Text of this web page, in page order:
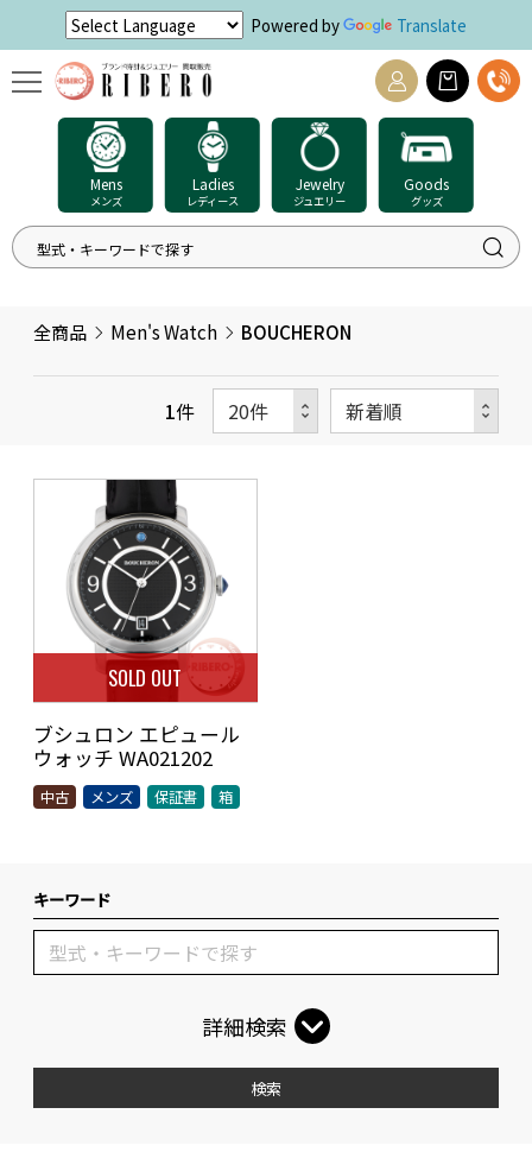
Powered by Translate
Mens
メンズ
Ladies
レディース
Jewelry
ジュエリー
Goods
グッズ
全商品 Men's Watch BOUCHERON
1件
SOLD OUT
ブシュロン エピュール
ウォッチ WA021202
中古 メンズ 保証書 箱
キーワード
詳細検索
検索